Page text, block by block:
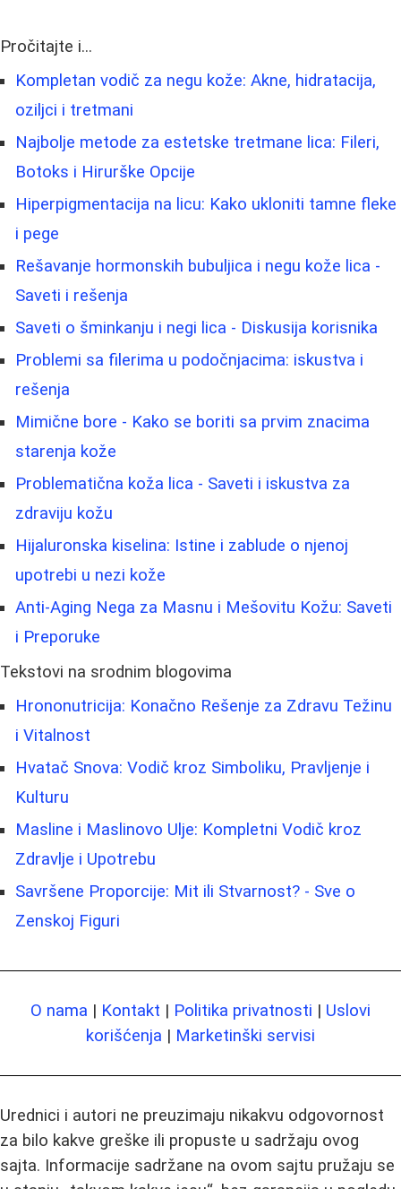
Pročitajte i...
Kompletan vodič za negu kože: Akne, hidratacija,
oziljci i tretmani
Najbolje metode za estetske tretmane lica: Fileri,
Botoks i Hirurške Opcije
Hiperpigmentacija na licu: Kako ukloniti tamne fleke
i pege
Rešavanje hormonskih bubuljica i negu kože lica -
Saveti i rešenja
Saveti o šminkanju i negi lica - Diskusija korisnika
Problemi sa filerima u podočnjacima: iskustva i
rešenja
Mimične bore - Kako se boriti sa prvim znacima
starenja kože
Problematična koža lica - Saveti i iskustva za
zdraviju kožu
Hijaluronska kiselina: Istine i zablude o njenoj
upotrebi u nezi kože
Anti-Aging Nega za Masnu i Mešovitu Kožu: Saveti
i Preporuke
Tekstovi na srodnim blogovima
Hrononutricija: Konačno Rešenje za Zdravu Težinu
i Vitalnost
Hvatač Snova: Vodič kroz Simboliku, Pravljenje i
Kulturu
Masline i Maslinovo Ulje: Kompletni Vodič kroz
Zdravlje i Upotrebu
Savršene Proporcije: Mit ili Stvarnost? - Sve o
Zenskoj Figuri
O nama | Kontakt | Politika privatnosti | Uslovi
korišćenja | Marketinški servisi
Urednici i autori ne preuzimaju nikakvu odgovornost
za bilo kakve greške ili propuste u sadržaju ovog
sajta. Informacije sadržane na ovom sajtu pružaju se